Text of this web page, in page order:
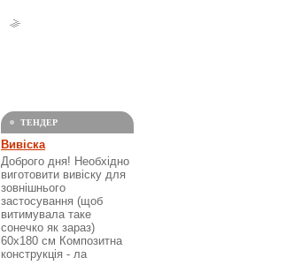
ТЕНДЕР
Вивіска
Доброго дня! Необхідно
виготовити вивіску для
зовнішнього
застосування (щоб
витимувала таке
сонечко як зараз)
60х180 см Композитна
конструкція - ла